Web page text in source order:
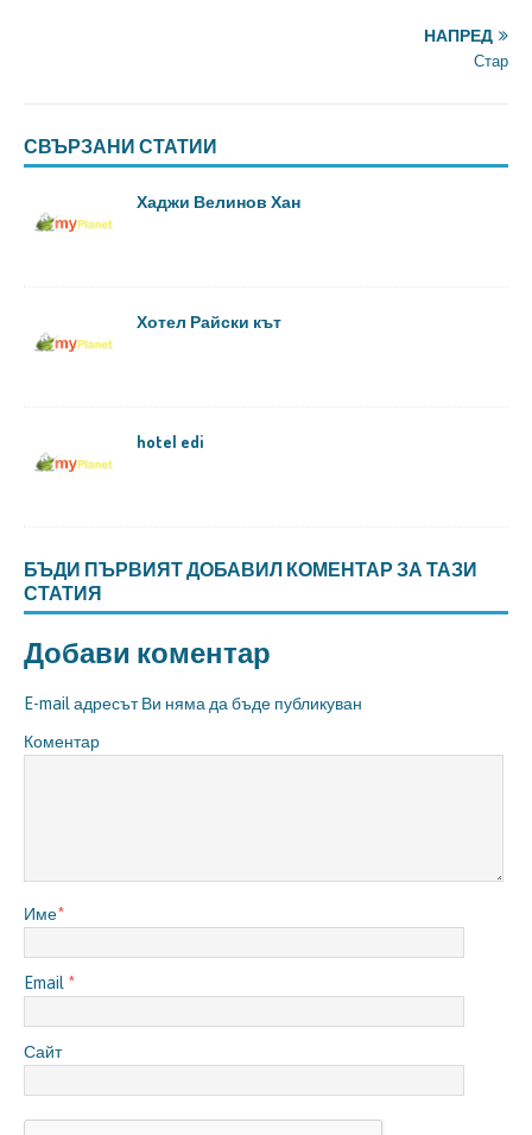
НАПРЕД
Стар
СВЪРЗАНИ СТАТИИ
Хаджи Велинов Хан
Хотел Райски кът
hotel edi
БЪДИ ПЪРВИЯТ ДОБАВИЛ КОМЕНТАР ЗА ТАЗИ
СТАТИЯ
Добави коментар
E-mail адресът Ви няма да бъде публикуван
Коментар
Име*
Email *
Сайт